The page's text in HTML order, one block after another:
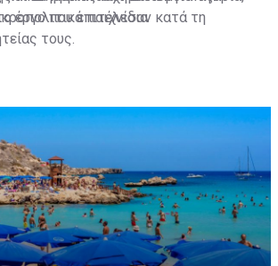
έργο που επιτέλεσαν κατά τη
τους.
παιχνίδια